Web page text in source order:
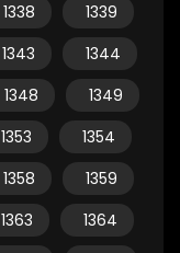
1338
1339
1343
1344
1348
1349
1353
1354
1358
1359
1363
1364